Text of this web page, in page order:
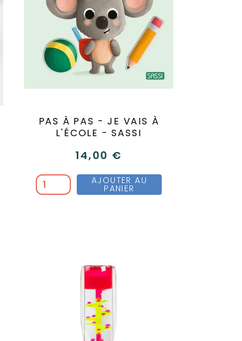
PAS À PAS - JE VAIS À
L'ÉCOLE - SASSI
14,00 €
AJOUTER AU
PANIER